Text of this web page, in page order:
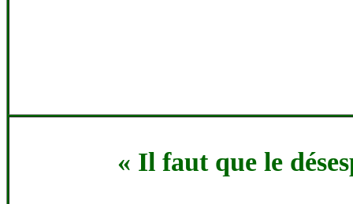
« Il faut que le